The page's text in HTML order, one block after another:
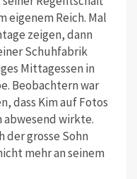
eigenem Reich. Mal
zeigen, dann
Schuhfabrik
Mittagessen in
Beobachtern war
dass Kim auf Fotos
abwesend wirkte.
der grosse Sohn
mehr an seinem